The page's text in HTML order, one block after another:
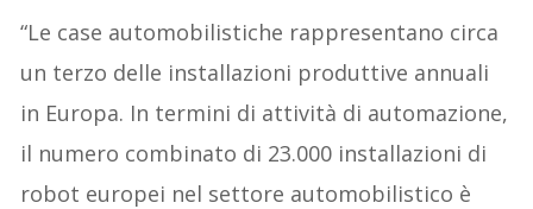
“Le case automobilistiche rappresentano circa
un terzo delle installazioni produttive annuali
in Europa. In termini di attività di automazione,
il numero combinato di 23.000 installazioni di
robot europei nel settore automobilistico è